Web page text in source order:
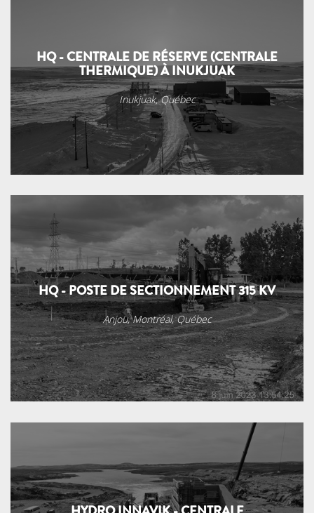
HQ - CENTRALE DE RÉSERVE (CENTRALE
THERMIQUE) À INUKJUAK
Inukjuak, Québec
HQ - POSTE DE SECTIONNEMENT 315 KV
Anjou, Montréal, Québec